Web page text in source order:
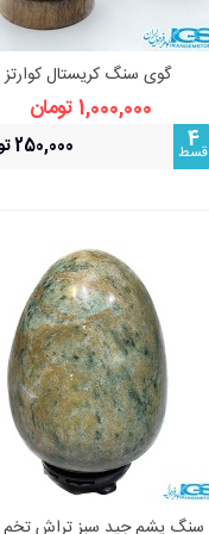
نمایش سریع
گوی سنگ کریستال کوارتز
1,000,000 تومان
4
قسط 250,000 تومان
نمایش سریع
سنگ یشم جید سبز تراش